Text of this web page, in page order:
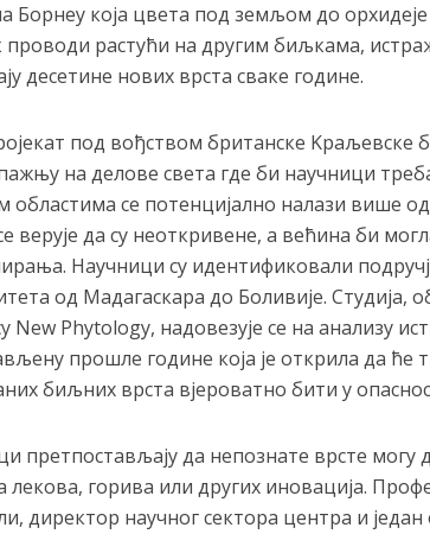
Борнеу која цвета под земљом до орхидеје
проводи растући на другим биљкама,
десетине нових врста сваке године.
под вођством британске Kраљевске
на делове света где би научници
областима се потенцијално налази више
верује да су неоткривене, а већина би
Научници су идентификовали
од Мадагаскара до Боливије. Студија,
New Phytology, надовезује се на анализу
прошле године која је открила да ће
биљних врста вјероватно бити у
претпостављају да непознате врсте могу
лекова, горива или других иновација.
директор научног сектора центра и један